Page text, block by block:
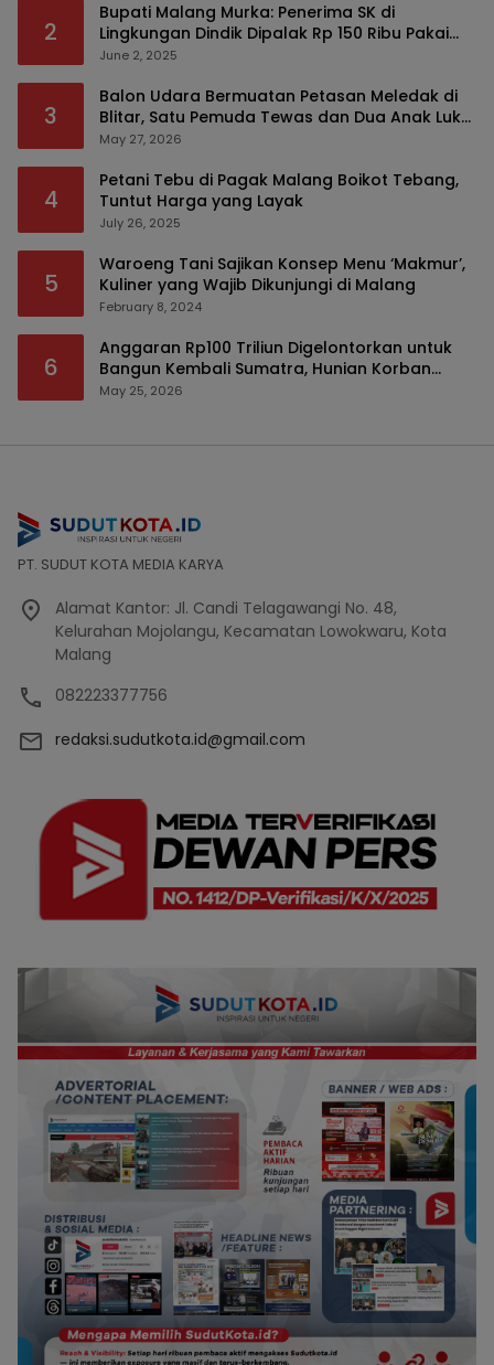
2
Bupati Malang Murka: Penerima SK di
Lingkungan Dindik Dipalak Rp 150 Ribu Pakai
Modus Tumpengan, KPK Turut Pantau
June 2, 2025
3
Balon Udara Bermuatan Petasan Meledak di
Blitar, Satu Pemuda Tewas dan Dua Anak Luka
Serius
May 27, 2026
4
Petani Tebu di Pagak Malang Boikot Tebang,
Tuntut Harga yang Layak
July 26, 2025
5
Waroeng Tani Sajikan Konsep Menu ‘Makmur’,
Kuliner yang Wajib Dikunjungi di Malang
February 8, 2024
6
Anggaran Rp100 Triliun Digelontorkan untuk
Bangun Kembali Sumatra, Hunian Korban
Bencana Bakal Difokuskan
May 25, 2026
PT. SUDUT KOTA MEDIA KARYA
Alamat Kantor: Jl. Candi Telagawangi No. 48,
Kelurahan Mojolangu, Kecamatan Lowokwaru, Kota
Malang
082223377756
redaksi.sudutkota.id@gmail.com